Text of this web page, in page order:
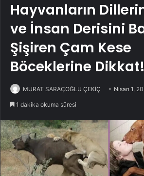
Hayvanların
ve İnsan Derisini
Şişiren Çam Kese
Böceklerine Dikkat!
MURAT SARAÇOĞLU ÇEKİÇ Nisan 1,
1 dakika okuma süresi